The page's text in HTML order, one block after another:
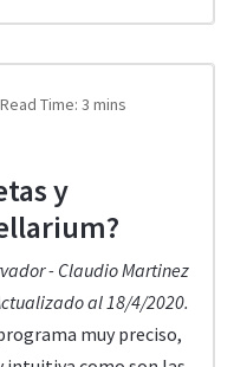
Read Time: 3 mins
y
- Claudio Martinez
al 18/4/2020.
muy preciso,